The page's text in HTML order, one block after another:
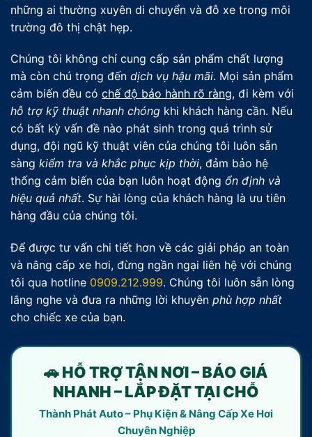
những ai thường xuyên di chuyển và đỗ xe trong môi
trường đô thị chật hẹp.
Chúng tôi không chỉ cung cấp sản phẩm chất lượng
mà còn chú trọng đến dịch vụ hậu mãi. Mọi sản phẩm
cảm biến đều có chế độ bảo hành rõ ràng, đi kèm với
hỗ trợ kỹ thuật nhanh chóng khi khách hàng cần. Nếu
có bất kỳ vấn đề nào phát sinh trong quá trình sử
dụng, đội ngũ kỹ thuật viên của chúng tôi luôn sẵn
sàng kiểm tra và khắc phục kịp thời, đảm bảo hệ
thống cảm biến của bạn luôn hoạt động ổn định và
hiệu quả nhất. Sự hài lòng của khách hàng là ưu tiên
hàng đầu của chúng tôi.
Để được tư vấn chi tiết hơn về các giải pháp an toàn
và nâng cấp xe hơi, đừng ngần ngại liên hệ với chúng
tôi qua hotline 0909.212.999. Chúng tôi luôn sẵn lòng
lắng nghe và đưa ra những lời khuyên phù hợp nhất
cho chiếc xe của bạn.
🚗 HỖ TRỢ TẬN NƠI – BÁO GIÁ
NHANH – LẮP ĐẶT TẠI CHỖ
Thành Phát Auto – Phụ Kiện & Nâng Cấp Xe Hơi
Chuyên Nghiệp